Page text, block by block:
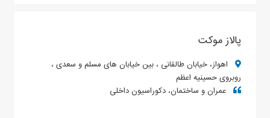
پالاز موکت
اهواز، خیابان طالقانی ، بین خیابان های مسلم و سعدی ،
روبروی حسینیه اعظم
عمران و ساختمان، دکوراسیون داخلی